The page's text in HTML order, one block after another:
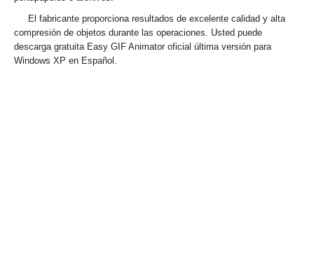
El fabricante proporciona resultados de excelente calidad y alta
compresión de objetos durante las operaciones. Usted puede
descarga gratuita Easy GIF Animator oficial última versión para
Windows XP en Español.